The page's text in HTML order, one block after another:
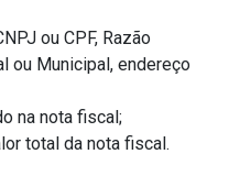
ou CPF, Razão
ou Municipal, endereço
na nota fiscal;
total da nota fiscal.